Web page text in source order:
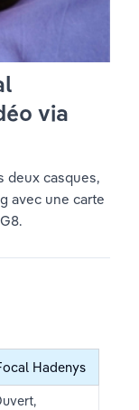
via
deux casques,
avec une carte
Hadenys